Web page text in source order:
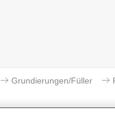
Grundierungen/Füller